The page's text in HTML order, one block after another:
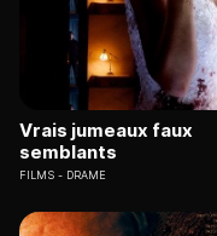
Vrais jumeaux faux
semblants
FILMS DRAME